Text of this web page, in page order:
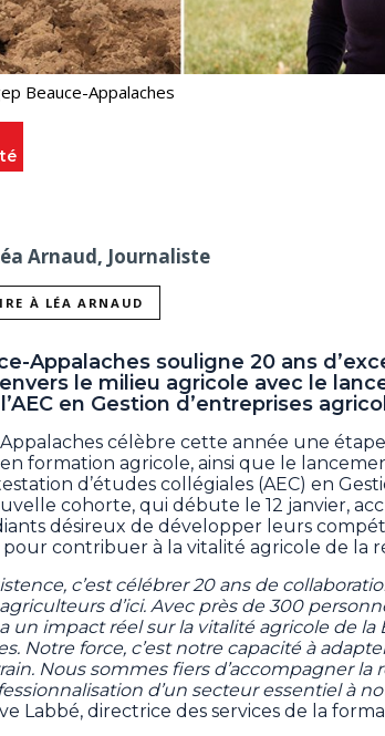
Beauce-Appalaches
Arnaud, Journaliste
À LÉA ARNAUD
Appalaches souligne 20 ans
le milieu agricole avec le
en Gestion d’entreprises
célèbre cette année une
formation agricole, ainsi que le
d’études collégiales (AEC) en
cohorte, qui débute le 12 janvier,
désireux de développer leurs
contribuer à la vitalité agricole de la
c’est célébrer 20 ans de
d’ici. Avec près de 300
un impact réel sur la vitalité agricole de la
Notre force, c’est notre capacité à
Nous sommes fiers d’accompagner la
d’un secteur essentiel à
Labbé, directrice des services de la